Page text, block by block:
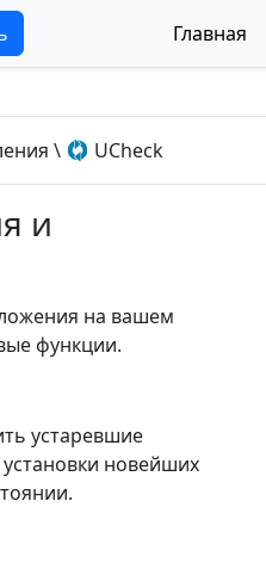
Главная
\ UCheck
и
на вашем
функции.
устаревшие
новейших